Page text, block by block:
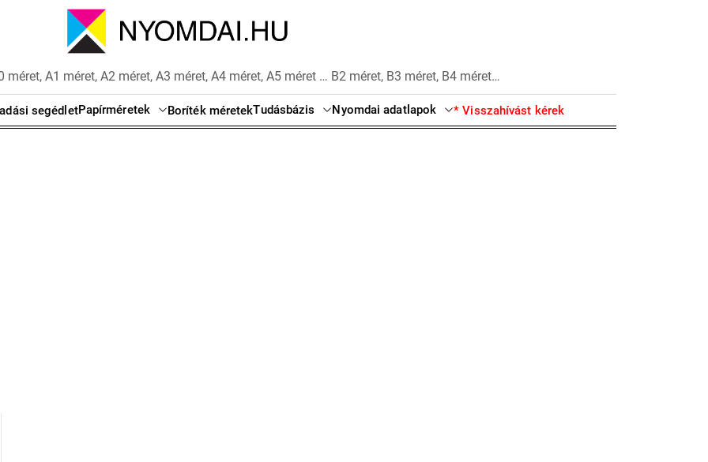
A1 méret, A2 méret, A3 méret, A4 méret, A5 méret … B2 méret, B3 méret, B4 méret…
segédletPapírméretek Boríték méretekTudásbázis Nyomdai adatlapok * Visszahívást kérek